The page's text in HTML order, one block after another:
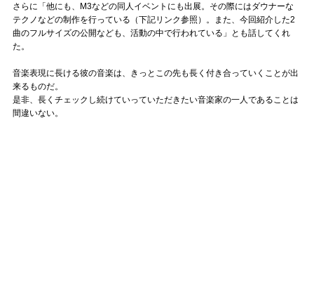
さらに「他にも、M3などの同人イベントにも出展。その際にはダウナーな
テクノなどの制作を行っている（下記リンク参照）。また、今回紹介した2
曲のフルサイズの公開なども、活動の中で行われている」とも話してくれ
た。
音楽表現に長ける彼の音楽は、きっとこの先も長く付き合っていくことが出
来るものだ。
是非、長くチェックし続けていっていただきたい音楽家の一人であることは
間違いない。